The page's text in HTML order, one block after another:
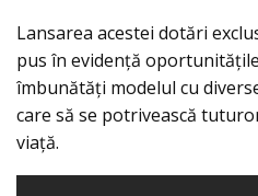
Lansarea acestei dotări
pus în evidență
îmbunătăți modelul cu
care să se potrivească
viață.